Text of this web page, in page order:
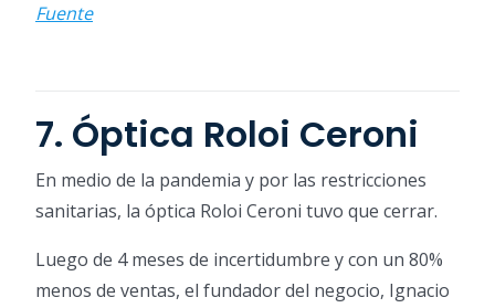
Fuente
7. Óptica Roloi Ceroni
En medio de la pandemia y por las restricciones
sanitarias, la óptica Roloi Ceroni tuvo que cerrar.
Luego de 4 meses de incertidumbre y con un 80%
menos de ventas, el fundador del negocio, Ignacio